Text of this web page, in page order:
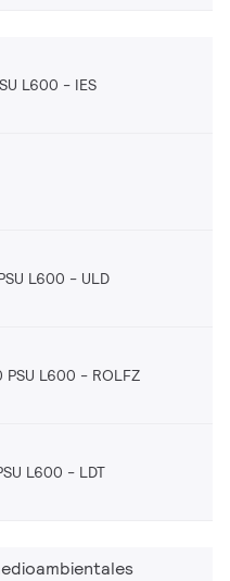
L600 IES
L600 ULD
PSU L600 ROLFZ
L600 LDT